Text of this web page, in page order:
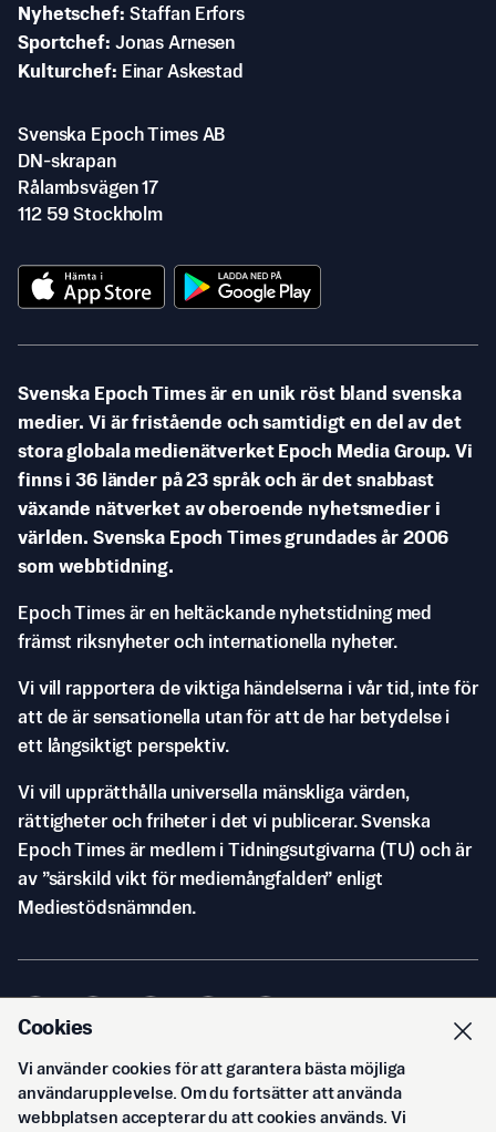
Nyhetschef Staffan Erfors
Sportchef Jonas Arnesen
Kulturchef
Einar Askestad
Svenska Epoch Times AB
DN-skrapan
Rålambsvägen 17
112 59 Stockholm
Svenska Epoch Times är en unik röst bland svenska
medier. Vi är fristående och samtidigt en del av det
stora globala medienätverket Epoch Media Group. Vi
finns i 36 länder på 23 språk och är det snabbast
växande nätverket av oberoende nyhetsmedier i
världen. Svenska Epoch Times grundades år 2006
som webbtidning.
Epoch Times är en heltäckande nyhetstidning med
främst riksnyheter och internationella nyheter.
Vi vill rapportera de viktiga händelserna i vår tid, inte för
att de är sensationella utan för att de har betydelse i
ett långsiktigt perspektiv.
Vi vill upprätthålla universella mänskliga värden,
rättigheter och friheter i det vi publicerar. Svenska
Epoch Times är medlem i Tidningsutgivarna (TU) och är
av ”särskild vikt för mediemångfalden” enligt
Mediestödsnämnden.
© Svenska Epoch Times AB2026
Cookies
Vi använder cookies för att garantera bästa möjliga
användarupplevelse. Om du fortsätter att använda
webbplatsen accepterar du att cookies används. Vi